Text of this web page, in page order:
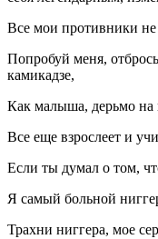
Все мои противники
Попробуй меня,
камикадзе,
Как малыша, дерьмо на
Все еще взрослеет и
Если ты думал о том,
Я самый больной
Трахни ниггера, мое